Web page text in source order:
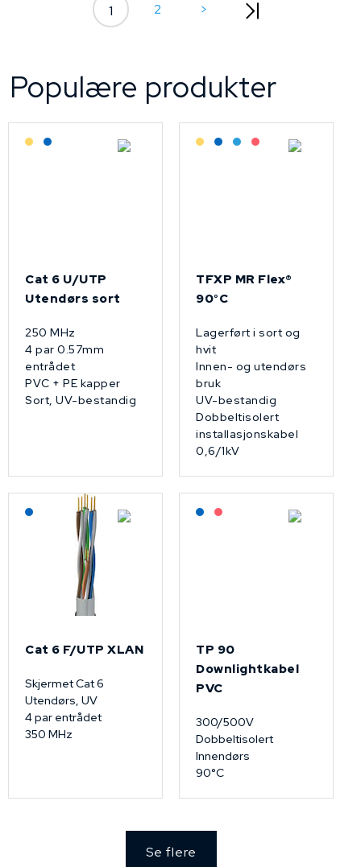
1 2 >
Populære produkter
Lagerført: Grossist
Lagerført: NEK Kabel
Cat 6 U/UTP
Utendørs sort
250 MHz
4 par 0.57mm
entrådet
PVC + PE kapper
Sort, UV-bestandig
Lagerført: Grossist
Lagerført: NEK Kabel
Bestilling: 2-3 uker
På forespørsel
TFXP MR Flex®
90°C
Lagerført i sort og
hvit
Innen- og utendørs
bruk
UV-bestandig
Dobbeltisolert
installasjonskabel
0,6/1kV
Lagerført: NEK Kabel
Cat 6 F/UTP XLAN
Skjermet Cat 6
Utendørs, UV
4 par entrådet
350 MHz
Lagerført: NEK Kabel
På forespørsel
TP 90
Downlightkabel
PVC
300/500V
Dobbeltisolert
Innendørs
90°C
Se flere